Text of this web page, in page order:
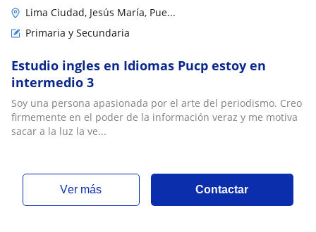
Lima Ciudad, Jesús María, Pue...
Primaria y Secundaria
Estudio ingles en Idiomas Pucp estoy en
intermedio 3
Soy una persona apasionada por el arte del periodismo. Creo
firmemente en el poder de la información veraz y me motiva
sacar a la luz la ve...
ver más Contactar